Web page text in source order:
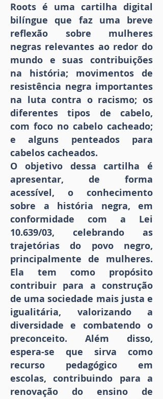
Roots é uma cartilha digital
bilíngue que faz uma breve
reflexão sobre mulheres
negras relevantes ao redor do
mundo e suas contribuições
na história; movimentos de
resistência negra importantes
na luta contra o racismo; os
diferentes tipos de cabelo,
com foco no cabelo cacheado;
e alguns penteados para
cabelos cacheados.
O objetivo dessa cartilha é
apresentar, de forma
acessível, o conhecimento
sobre a história negra, em
conformidade com a Lei
10.639/03, celebrando as
trajetórias do povo negro,
principalmente de mulheres.
Ela tem como propósito
contribuir para a construção
de uma sociedade mais justa e
igualitária, valorizando a
diversidade e combatendo o
preconceito. Além disso,
espera-se que sirva como
recurso pedagógico em
escolas, contribuindo para a
renovação do ensino de